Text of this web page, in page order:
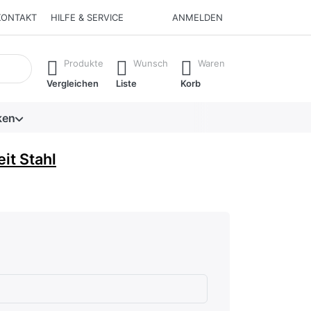
HILFE & SERVICE ANMELDEN
erste Ergebnisse. Drücken Sie die Eingabetaste, um alle
Produkte
Vergleichen
Wunsch
Liste
Waren
Korb
Stahl